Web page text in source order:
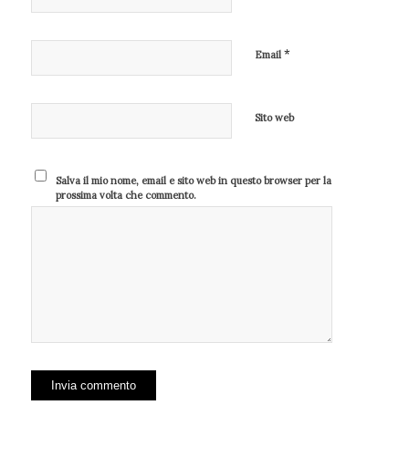
Email *
Sito web
Salva il mio nome, email e sito web in questo browser per la
prossima volta che commento.